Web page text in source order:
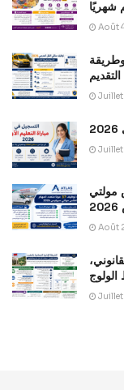
Août
الشروط وطريقة
التقديم
Juillet
مولتي
Août
Juillet